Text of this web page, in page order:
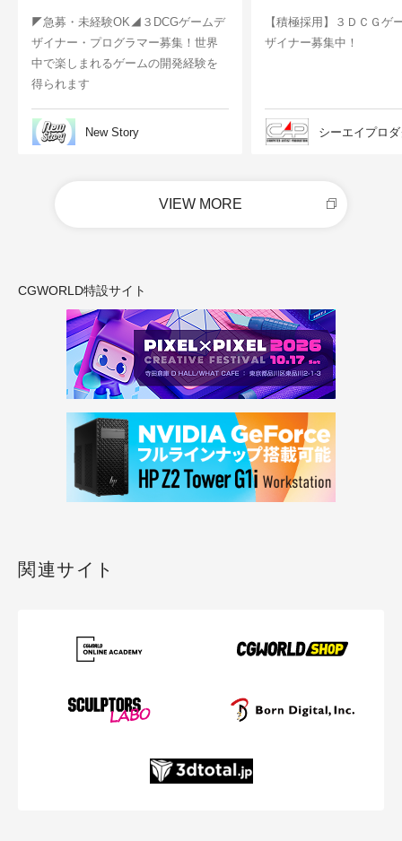
◤急募・未経験OK◢３DCGゲームデ
ザイナー・プログラマー募集！世界
中で楽しまれるゲームの開発経験を
得られます
New Story
【積極採用】３ＤＣＧゲ
ザイナー募集中！
シーエイプロ
VIEW MORE
CGWORLD特設サイト
関連サイト